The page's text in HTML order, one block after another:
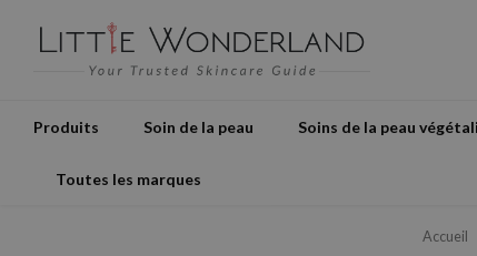
Produits Soin de la peau Soins de la peau
Toutes les marques
Accueil